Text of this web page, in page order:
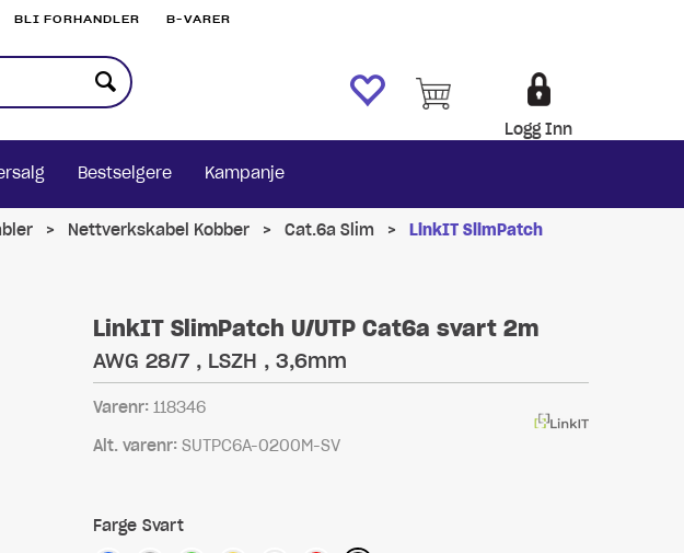
BLI FORHANDLER B-VARER
Logg Inn
Bestselgere Kampanje
> Nettverkskabel Kobber > Cat.6a Slim >
LinkIT SlimPatch
LinkIT SlimPatch U/UTP Cat6a svart 2m
AWG 28/7 , LSZH , 3,6mm
Varenr: 118346
Alt. varenr: SUTPC6A-0200M-SV
Farge Svart